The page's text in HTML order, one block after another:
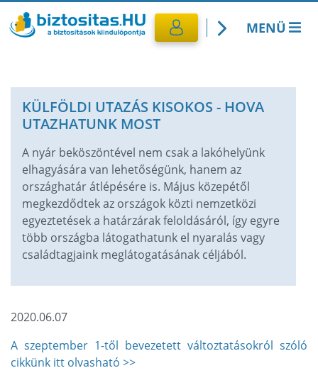
MENÜ
Utasbiztosítás
CASCO Biztosítás
Lakásbiztosítás
Banki termékek
KÜLFÖLDI UTAZÁS KISOKOS - HOVA
UTAZHATUNK MOST
A nyár beköszöntével nem csak a lakóhelyünk
elhagyására van lehetőségünk, hanem az
országhatár átlépésére is. Május közepétől
megkezdődtek az országok közti nemzetközi
egyeztetések a határzárak feloldásáról, így egyre
több országba látogathatunk el nyaralás vagy
családtagjaink meglátogatásának céljából.
2020.06.07
A szeptember 1-től bevezetett változtatásokról szóló
cikkünk itt olvasható >>